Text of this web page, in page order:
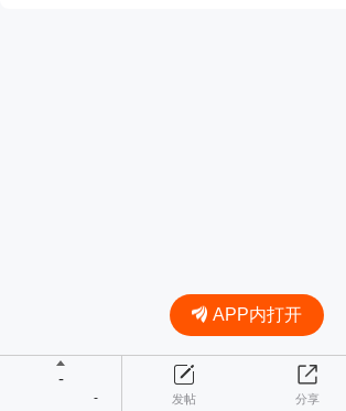
-
- 发帖 分享
APP内打开